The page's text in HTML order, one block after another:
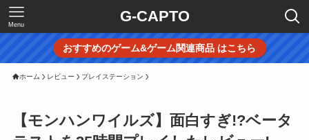
G-CAPTO
Menu
おすすめのゲーム&ゲーム関連商品 はこちら
ホーム レビュー プレイステーション
【モンハンワイルズ】面白すぎ!?ベータ